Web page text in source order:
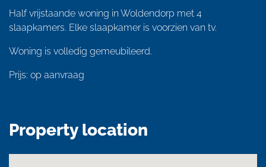
Half vrijstaande woning in Woldendorp met 4
slaapkamers. Elke slaapkamer is voorzien van tv.
Woning is volledig gemeubileerd.
Prijs: op aanvraag
Property location